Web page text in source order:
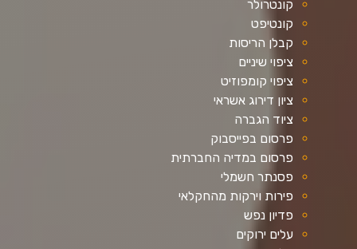
קונטרולר
קונטיפט
קבלן הריסות
ציפוי שיניים
ציפוי קומפוזיט
ציון דירוג אשראי
ציוד הגברה
פרסום בפייסבוק
פרסום במדיה החברתית
פסנתר חשמלי
פירות וירקות מהחקלאי
פדיון נפש
עלים ירוקים